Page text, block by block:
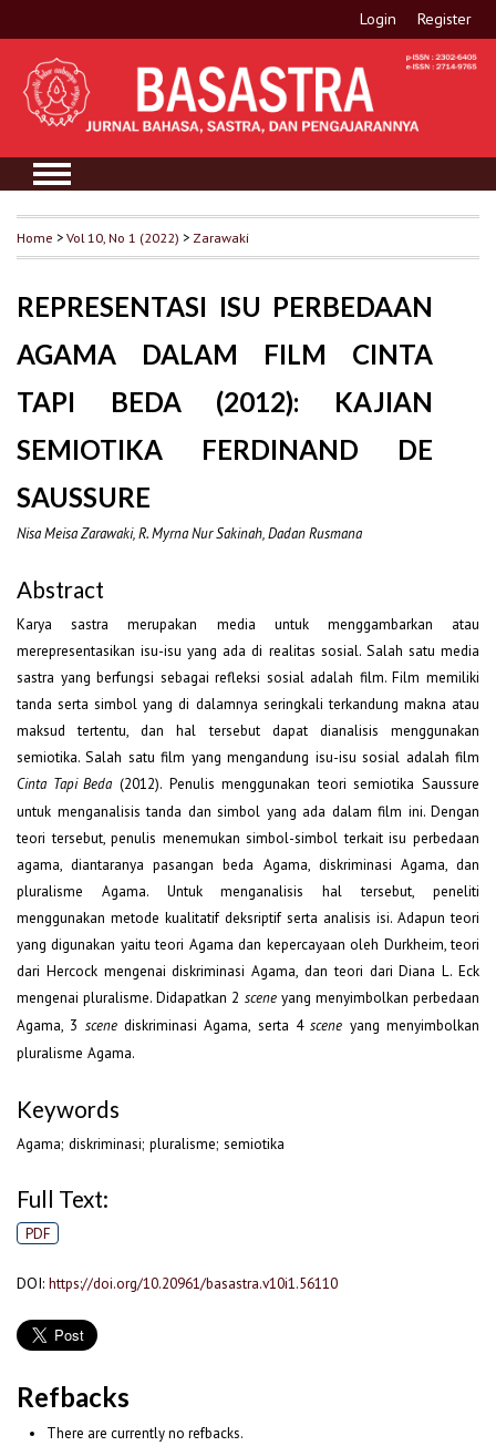
Login Register
Home >Vol 10, No 1 (2022) > Zarawaki
REPRESENTASI ISU PERBEDAAN
AGAMA DALAM FILM CINTA
TAPI BEDA (2012): KAJIAN
SEMIOTIKA FERDINAND DE
SAUSSURE
Nisa Meisa Zarawaki, R. Myrna Nur Sakinah, Dadan Rusmana
Abstract
Karya sastra merupakan media untuk menggambarkan atau
merepresentasikan isu-isu yang ada di realitas sosial. Salah satu media
sastra yang berfungsi sebagai refleksi sosial adalah film. Film memiliki
tanda serta simbol yang di dalamnya seringkali terkandung makna atau
maksud tertentu, dan hal tersebut dapat dianalisis menggunakan
semiotika. Salah satu film yang mengandung isu-isu sosial adalah film
Cinta Tapi Beda (2012). Penulis menggunakan teori semiotika Saussure
untuk menganalisis tanda dan simbol yang ada dalam film ini. Dengan
teori tersebut, penulis menemukan simbol-simbol terkait isu perbedaan
agama, diantaranya pasangan beda Agama, diskriminasi Agama, dan
pluralisme Agama. Untuk menganalisis hal tersebut, peneliti
menggunakan metode kualitatif deksriptif serta analisis isi. Adapun teori
yang digunakan yaitu teori Agama dan kepercayaan oleh Durkheim, teori
dari Hercock mengenai diskriminasi Agama, dan teori dari Diana L. Eck
mengenai pluralisme. Didapatkan 2 sceneyang menyimbolkan perbedaan
Agama, 3 scenediskriminasi Agama, serta 4scene yang menyimbolkan
pluralisme Agama.
Keywords
Agama; diskriminasi; pluralisme; semiotika
Full Text:
PDF
DOI: https://doi.org/10.20961/basastra.v10i1.56110
Refbacks
There are currently no refbacks.